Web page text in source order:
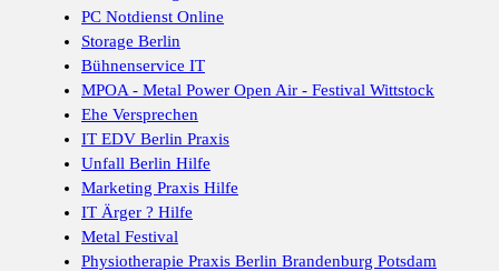
PC Notdienst Online
Storage Berlin
Bühnenservice IT
MPOA - Metal Power Open Air - Festival Wittstock
Ehe Versprechen
IT EDV Berlin Praxis
Unfall Berlin Hilfe
Marketing Praxis Hilfe
IT Ärger ? Hilfe
Metal Festival
Physiotherapie Praxis Berlin Brandenburg Potsdam